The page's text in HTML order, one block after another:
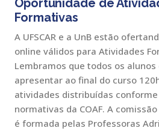
Oportunidade de
Formativas
A UFSCAR e a UnB estão
online válidos para Atividades
Lembramos que todos os alunos
apresentar ao final do curso
atividades distribuídas conforme
normativas da COAF. A
é formada pelas Professoras